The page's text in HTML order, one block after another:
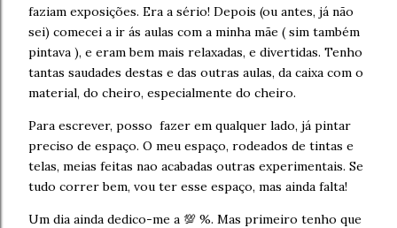
faziam exposições. Era a sério! Depois (ou antes, já não
sei) comecei a ir ás aulas com a minha mãe ( sim também
pintava ), e eram bem mais relaxadas, e divertidas. Tenho
tantas saudades destas e das outras aulas, da caixa com o
material, do cheiro, especialmente do cheiro.
Para escrever, posso fazer em qualquer lado, já pintar
preciso de espaço. O meu espaço, rodeados de tintas e
telas, meias feitas nao acabadas outras experimentais. Se
tudo correr bem, vou ter esse espaço, mas ainda falta!
Um dia ainda dedico-me a 💯 %. Mas primeiro tenho que